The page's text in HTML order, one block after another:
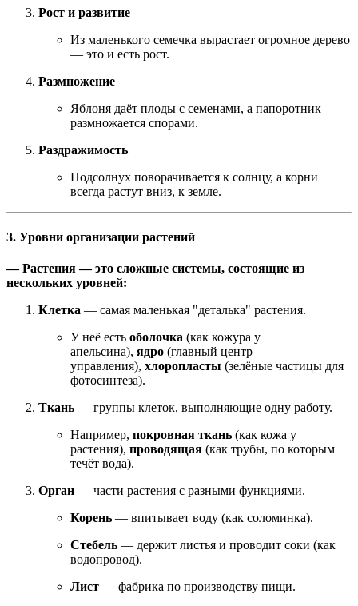
Рост и развитие
Из маленького семечка вырастает огромное дерево
— это и есть рост.
Размножение
Яблоня даёт плоды с семенами, а папоротник
размножается спорами.
Раздражимость
Подсолнух поворачивается к солнцу, а корни
всегда растут вниз, к земле.
3. Уровни организации растений
— Растения — это сложные системы, состоящие из
нескольких уровней:
Клетка — самая маленькая "деталька" растения.
У неё есть оболочка (как кожура у
апельсина), ядро (главный центр
управления), хлоропласты (зелёные частицы для
фотосинтеза).
Ткань — группы клеток, выполняющие одну работу.
Например, покровная ткань (как кожа у
растения), проводящая (как трубы, по которым
течёт вода).
Орган — части растения с разными функциями.
Корень — впитывает воду (как соломинка).
Стебель — держит листья и проводит соки (как
водопровод).
Лист — фабрика по производству пищи.